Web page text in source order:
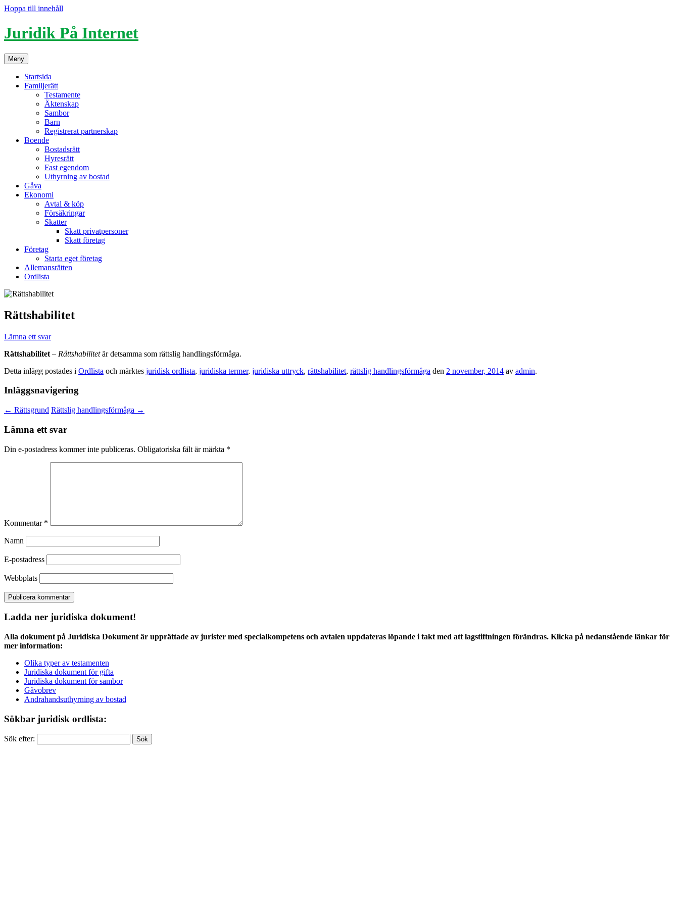
Hoppa till innehåll
Juridik På Internet
Meny
Startsida
Familjerätt
Testamente
Äktenskap
Sambor
Barn
Registrerat partnerskap
Boende
Bostadsrätt
Hyresrätt
Fast egendom
Uthyrning av bostad
Gåva
Ekonomi
Avtal & köp
Försäkringar
Skatter
Skatt privatpersoner
Skatt företag
Företag
Starta eget företag
Allemansrätten
Ordlista
Rättshabilitet
Lämna ett svar
Rättshabilitet – Rättshabilitetär detsamma som rättslig handlingsförmåga.
Detta inlägg postades i Ordlista och märktes juridisk ordlista, juridiska termer, juridiska uttryck, rättshabilitet, rättslig handlingsförmåga den 2 november, 2014 av admin.
Inläggsnavigering
← Rättsgrund Rättslig handlingsförmåga →
Lämna ett svar
Din e-postadress kommer inte publiceras. Obligatoriska fält är märkta *
Kommentar *
Namn
E-postadress
Webbplats
Ladda ner juridiska dokument!
Alla dokument på Juridiska Dokument är upprättade av jurister med specialkompetens och avtalen uppdateras löpande i takt med att lagstiftningen förändras. Klicka på nedanstående länkar för
mer information:
Olika typer av testamenten
Juridiska dokument för gifta
Juridiska dokument för sambor
Gåvobrev
Andrahandsuthyrning av bostad
Sökbar juridisk ordlista:
Sök efter: